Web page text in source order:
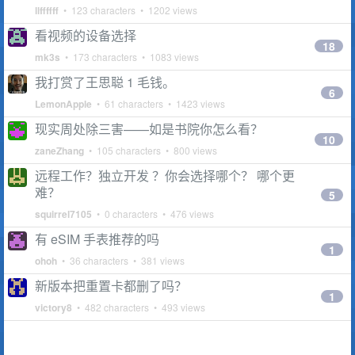
llffffff • 123 characters • 1202 views
看视频的设备选择
mk3s • 173 characters • 1083 views
18
我打赏了王思聪 1 毛钱。
LemonApple • 61 characters • 1423 views
6
现实周处除三害——如是书院你怎么看？
zaneZhang • 105 characters • 800 views
10
远程工作？独立开发 ？你会选择哪个？ 哪个更
难？
squirrel7105 • 0 characters • 476 views
5
有 eSIM 手表推荐的吗
ohoh • 36 characters • 381 views
1
新版本把重置卡都删了吗？
victory8 • 482 characters • 493 views
1